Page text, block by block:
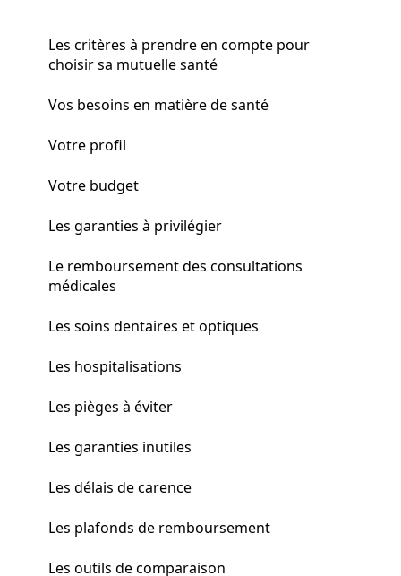
Les critères à prendre en compte pour
choisir sa mutuelle santé
Vos besoins en matière de santé
Votre profil
Votre budget
Les garanties à privilégier
Le remboursement des consultations
médicales
Les soins dentaires et optiques
Les hospitalisations
Les pièges à éviter
Les garanties inutiles
Les délais de carence
Les plafonds de remboursement
Les outils de comparaison